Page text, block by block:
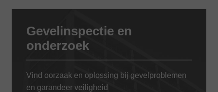
Gevelinspectie en
onderzoek
Vind oorzaak en oplossing bij gevelproblemen
en garandeer veiligheid